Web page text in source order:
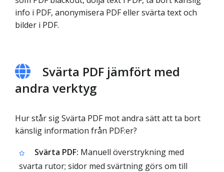
info i PDF, anonymisera PDF eller svärta text och
bilder i PDF.
Svärta PDF jämfört med
andra verktyg
Hur står sig Svärta PDF mot andra sätt att ta bort
känslig information från PDF:er?
Svärta PDF: Manuell överstrykning med
svarta rutor; sidor med svärtning görs om till